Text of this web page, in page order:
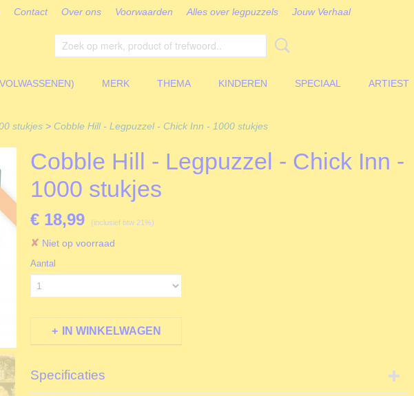
Contact Over ons Voorwaarden Alles over legpuzzels Jouw Verhaal
MERK THEMA KINDEREN SPECIAAL ARTIEST
stukjes > Cobble Hill - Legpuzzel - Chick Inn - 1000 stukjes
Cobble Hill - Legpuzzel - Chick Inn -
1000 stukjes
€ 18,99 (inclusief btw 21%)
✘ Niet op voorraad
Aantal
IN WINKELWAGEN
Specificaties